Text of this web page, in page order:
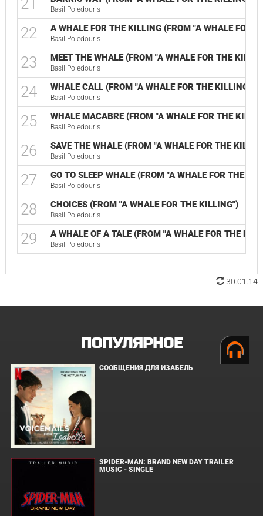
21 Basil Poledouris
22 A WHALE FOR THE KILLING (FROM "A WHALE FOR
Basil Poledouris
23 MEET THE WHALE (FROM "A WHALE FOR THE
Basil Poledouris
24 WHALE CALL (FROM "A WHALE FOR THE KILLING")
Basil Poledouris
25 WHALE MACABRE (FROM "A WHALE FOR THE
Basil Poledouris
26 SAVE THE WHALE (FROM "A WHALE FOR THE
Basil Poledouris
27 GO TO SLEEP WHALE (FROM "A WHALE FOR THE
Basil Poledouris
28 CHOICES (FROM "A WHALE FOR THE KILLING")
Basil Poledouris
29 A WHALE OF A TALE (FROM "A WHALE FOR THE
Basil Poledouris
30.01.14
ПОПУЛЯРНОЕ
СООБЩЕНИЯ ДЛЯ ИЗАБЕЛЬ
SPIDER-MAN: BRAND NEW DAY TRAILER
MUSIC - SINGLE